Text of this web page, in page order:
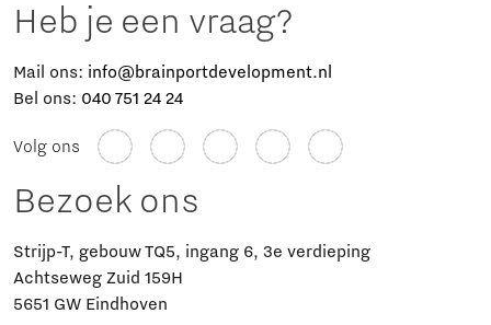
Heb je een vraag?
Mail ons: info@brainportdevelopment.nl
Bel ons: 040 751 24 24
Volg ons
Bezoek ons
Strijp-T, gebouw TQ5, ingang 6, 3e verdieping
Achtseweg Zuid 159H
5651 GW Eindhoven